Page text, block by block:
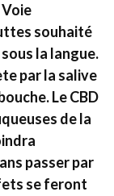
souhaité
la langue.
par la salive
Le CBD
de la
passer par
se feront